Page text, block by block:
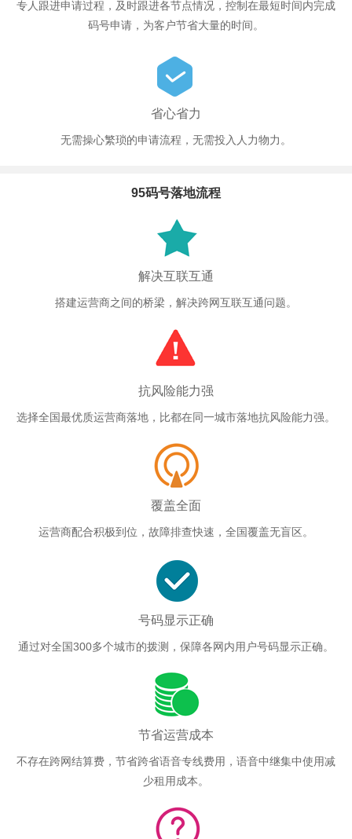
专人跟进申请过程，及时跟进各节点情况，控制在最短时间内完成
码号申请，为客户节省大量的时间。
省心省力
无需操心繁琐的申请流程，无需投入人力物力。
95码号落地流程
解决互联互通
搭建运营商之间的桥梁，解决跨网互联互通问题。
抗风险能力强
选择全国最优质运营商落地，比都在同一城市落地抗风险能力强。
覆盖全面
运营商配合积极到位，故障排查快速，全国覆盖无盲区。
号码显示正确
通过对全国300多个城市的拨测，保障各网内用户号码显示正确。
节省运营成本
不存在跨网结算费，节省跨省语音专线费用，语音中继集中使用减
少租用成本。